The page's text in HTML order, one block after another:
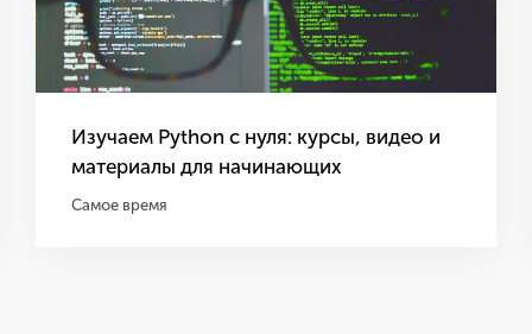
Изучаем Python с нуля: курсы, видео и
материалы для начинающих
Самое время